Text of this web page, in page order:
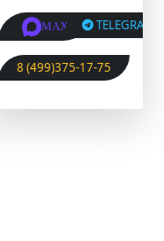
MAX TELEGRAM
8 (499)375-17-75